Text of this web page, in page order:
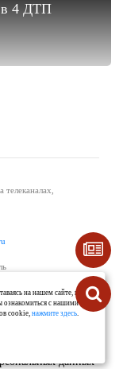
в 4 ДТП
Вьюжанина 8(81738)
данных
на нашем сайте, вы
ознакомиться с нашими
cookie,нажмите здесь.